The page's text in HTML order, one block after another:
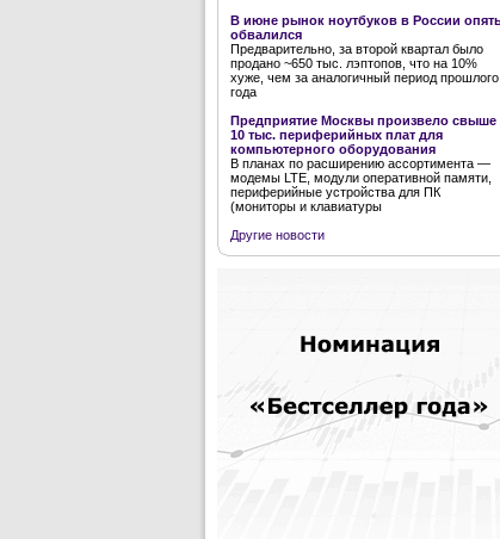
В июне рынок ноутбуков в России
обвалился
Предварительно, за второй квартал было
продано ~650 тыс. лэптопов, что на 10%
хуже, чем за аналогичный период прошлого
года
Предприятие Москвы произвело свыше
10 тыс. периферийных плат для
компьютерного оборудования
В планах по расширению ассортимента —
модемы LTE, модули оперативной памяти,
периферийные устройства для ПК
(мониторы и клавиатуры
Другие новости